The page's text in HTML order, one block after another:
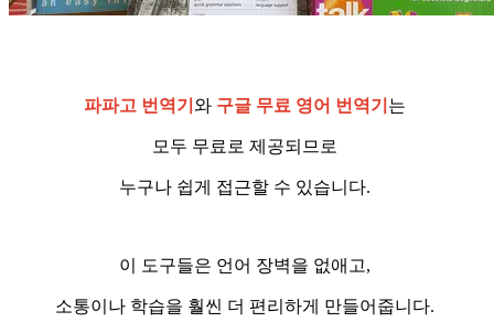
파파고 번역기 와 구글 무료 영어 번역기 는
모두 무료로 제공되므로
누구나 쉽게 접근할 수 있습니다.
이 도구들은 언어 장벽을 없애고,
소통이나 학습을 훨씬 더 편리하게 만들어줍니다.